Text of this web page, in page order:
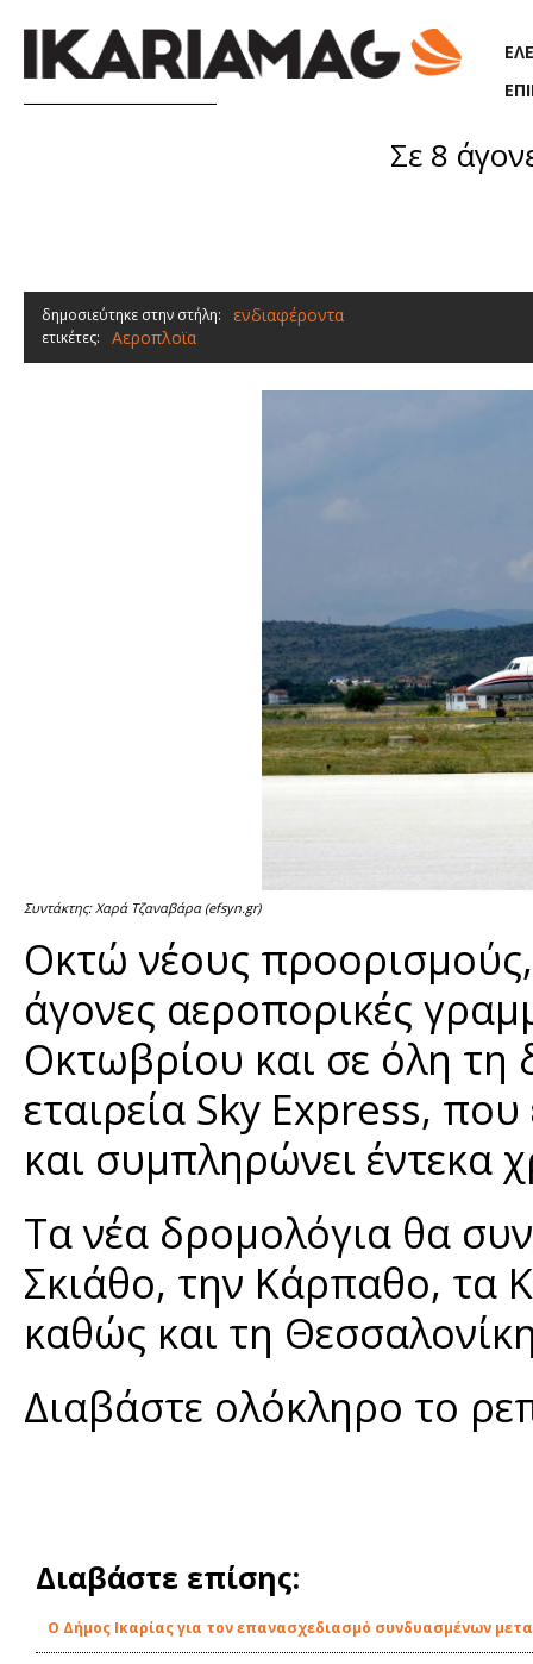
Σε 8
δημοσιεύτηκε στην στήλη: ενδιαφέροντα
ετικέτες: Αεροπλοϊα
Συντάκτης: Χαρά Τζαναβάρα (efsyn.gr)
Οκτώ νέους
άγονες αεροπορικές
Οκτωβρίου και σε όλη τη
εταιρεία Sky Express,
και συμπληρώνει έντεκα
Τα νέα δρομολόγια θα
Σκιάθο, την Κάρπαθο, τα
καθώς και τη
Διαβάστε ολόκληρο το
Διαβάστε επίσης:
O Δήμος Ικαρίας για τον επανασχεδιασμό συνδυασμένων